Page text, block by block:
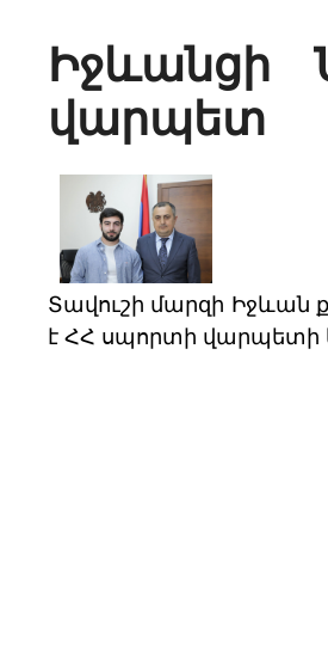
Իջևանցի
վարպետ
Տավուշի մարզի Իջևան
է ՀՀ սպորտի վարպետի